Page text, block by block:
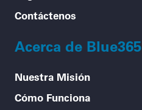
Contáctenos
Acerca de Blue365
Nuestra Misión
Cómo Funciona